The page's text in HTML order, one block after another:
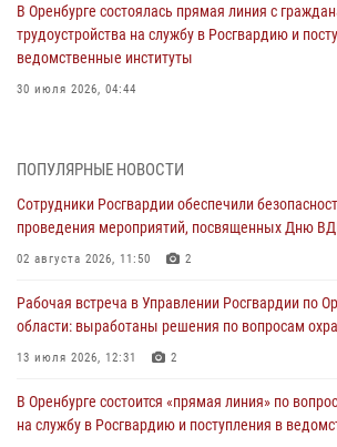
В Оренбурге состоялась прямая линия с
трудоустройства на службу в Росгвардию и
ведомственные институты
30 июля 2026, 04:44
28 июля 2026, 09:41 1
Росгвардейцы обеспечили правопорядок на
ВМФ в Оренбурге
27 июля 2026, 14:36 2
Росгвардейцы предотвратили трагедию: спасен
жизненной ситуации (ВИДЕО)
26 июля 2026, 14:45 1
Росгвардейцы Оренбургской области проверили
образовательных учреждений к новому
ПОПУЛЯРНЫЕ НОВОСТИ
Сотрудники Росгвардии обеспечили
проведения мероприятий, посвященных Дню
02 августа 2026, 11:50 2
Рабочая встреча в Управлении Росгвардии по
области: выработаны решения по вопросам
13 июля 2026, 12:31 2
В Оренбурге состоится «прямая линия» по
на службу в Росгвардию и поступления в